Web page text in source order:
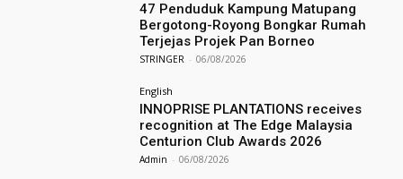
47 Penduduk Kampung Matupang
Bergotong-Royong Bongkar Rumah
Terjejas Projek Pan Borneo
STRINGER - 06/08/2026
English
INNOPRISE PLANTATIONS receives
recognition at The Edge Malaysia
Centurion Club Awards 2026
Admin - 06/08/2026